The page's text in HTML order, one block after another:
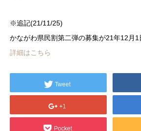
※追記(21/11/25)
かながわ県民割第二弾の募集が21年12月1
詳細はこちら
Tweet
+1
Pocket